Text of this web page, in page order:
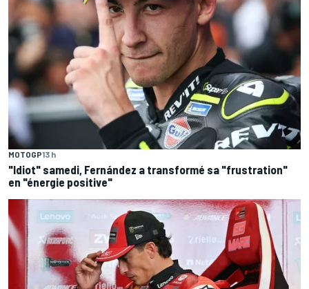
MOTOGP13 h
"Idiot" samedi, Fernández a transformé sa "frustration"
en "énergie positive"